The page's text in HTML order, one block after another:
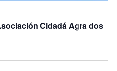
Cidadá Agra dos